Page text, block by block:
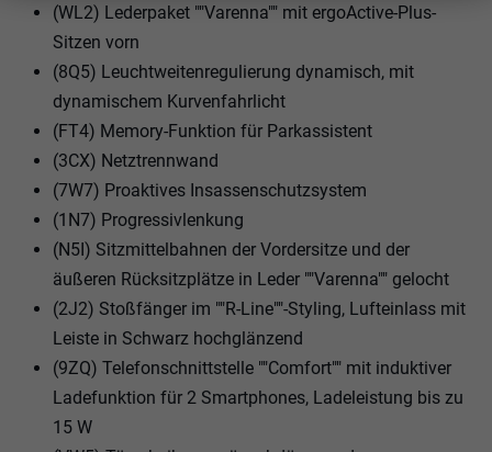
(WL2) Lederpaket ""Varenna"" mit ergoActive-Plus-
Sitzen vorn
(8Q5) Leuchtweitenregulierung dynamisch, mit
dynamischem Kurvenfahrlicht
(FT4) Memory-Funktion für Parkassistent
(3CX) Netztrennwand
(7W7) Proaktives Insassenschutzsystem
(1N7) Progressivlenkung
(N5I) Sitzmittelbahnen der Vordersitze und der
äußeren Rücksitzplätze in Leder ""Varenna"" gelocht
(2J2) Stoßfänger im ""R-Line""-Styling, Lufteinlass mit
Leiste in Schwarz hochglänzend
(9ZQ) Telefonschnittstelle ""Comfort"" mit induktiver
Ladefunktion für 2 Smartphones, Ladeleistung bis zu
15 W